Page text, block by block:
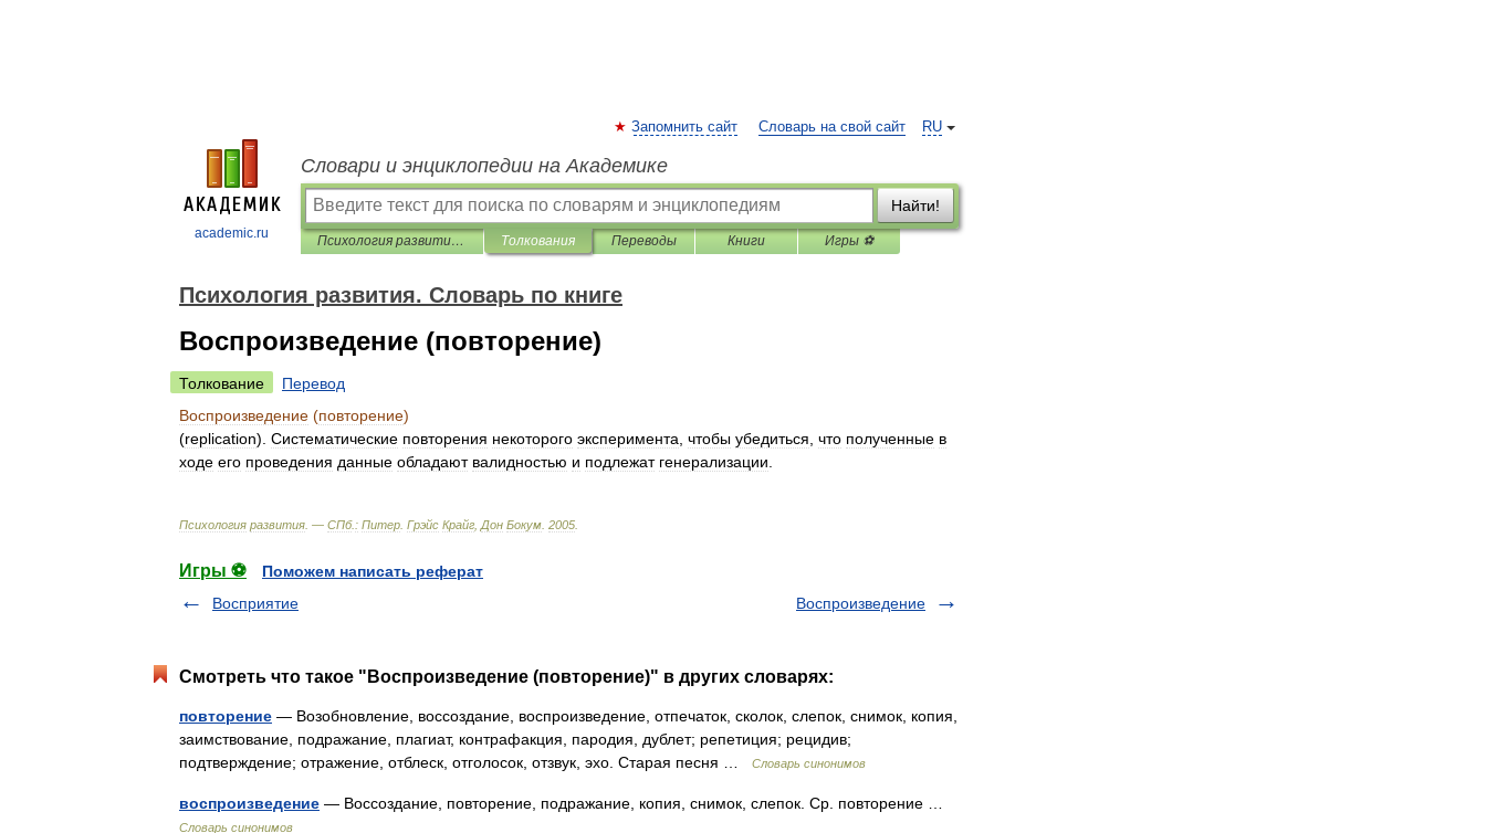
academic.ru
RU
Запомнить сайт Словарь на свой сайт
Словари и энциклопедии на Академике
Найти!
Психология развития. Словарь по книге Толкования Переводы Книги Игры ⚽
Психология развития. Словарь по книге
Воспроизведение (повторение)
Толкование
Перевод
Воспроизведение (повторение)
(replication). Систематические повторения некоторого эксперимента чтобы убедиться что полученные в
ходе его проведения данные обладают валидностью и подлежат генерализации
Психология развития . — СПб. : Питер Грэйс Крайг Дон Бокум 2005
Игры ⚽
Поможем написать реферат
Восприятие
Воспроизведение
Смотреть что такое "Воспроизведение (повторение)" в других словарях:
повторение — Возобновление, воссоздание, воспроизведение, отпечаток, сколок, слепок, снимок, копия,
заимствование, подражание, плагиат, контрафакция, пародия, дублет; репетиция; рецидив;
подтверждение; отражение, отблеск, отголосок, отзвук, эхо. Старая песня …
Словарь синонимов
воспроизведение — Воссоздание, повторение, подражание, копия, снимок, слепок. Ср. повторение …
Словарь синонимов